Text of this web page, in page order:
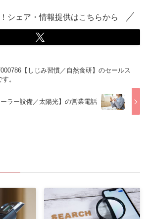
シェア・情報提供はこちらから
【しじみ習慣／自然食研】のセールス
。
ラー設備／太陽光】の営業電話